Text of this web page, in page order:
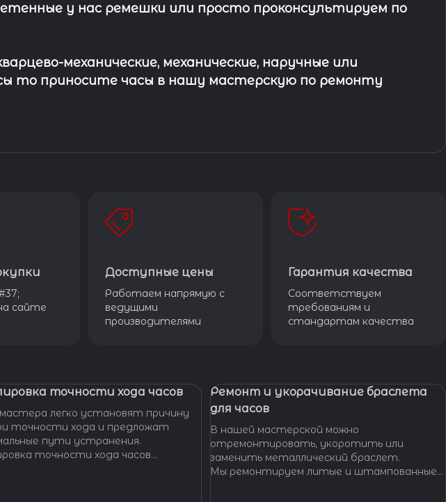
у нас ремешки или просто проконсультируем по
механические, механические, наручные или
то приносите часы в нашу мастерскую по ремонту
сайте
Доступные цены
Работаем напрямую с
ведущими
производителями
Гарантия качества
Соответствуем
требованиям и
стандартам качества
точности хода часов
легко установят причину
точности хода и предложат
пути устранения.
точности хода часов
Ремонт и укорачивание браслета
для часов
В нашей мастерской можно
отремонтировать, укоротить или
заменить металлический браслет.
Мы ремонтируем литые и штампованные